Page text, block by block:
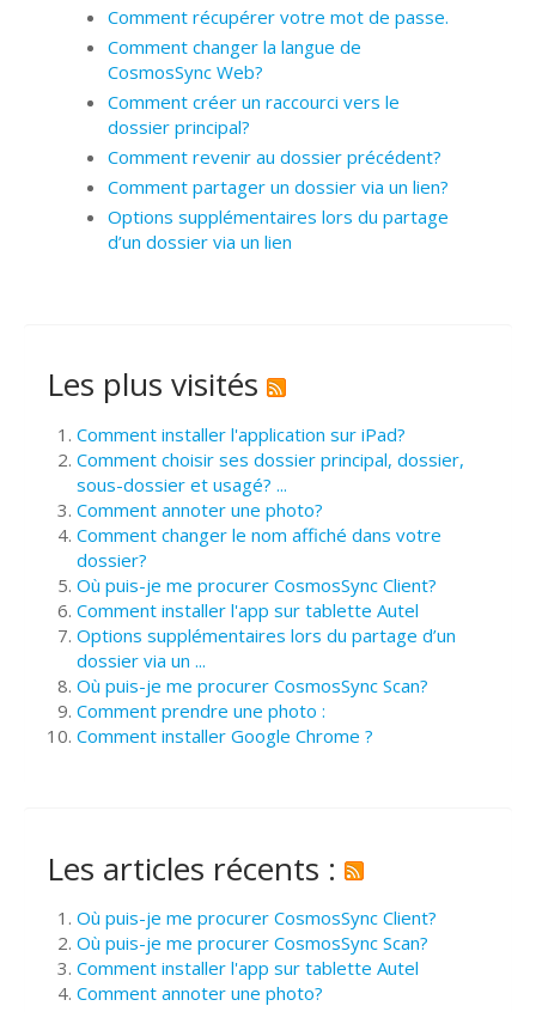
Comment récupérer votre mot de passe.
Comment changer la langue de
CosmosSync Web?
Comment créer un raccourci vers le
dossier principal?
Comment revenir au dossier précédent?
Comment partager un dossier via un lien?
Options supplémentaires lors du partage
d’un dossier via un lien
Les plus visités
Comment installer l'application sur iPad?
Comment choisir ses dossier principal, dossier,
sous-dossier et usagé? ...
Comment annoter une photo?
Comment changer le nom affiché dans votre
dossier?
Où puis-je me procurer CosmosSync Client?
Comment installer l'app sur tablette Autel
Options supplémentaires lors du partage d’un
dossier via un ...
Où puis-je me procurer CosmosSync Scan?
Comment prendre une photo :
Comment installer Google Chrome ?
Les articles récents :
Où puis-je me procurer CosmosSync Client?
Où puis-je me procurer CosmosSync Scan?
Comment installer l'app sur tablette Autel
Comment annoter une photo?